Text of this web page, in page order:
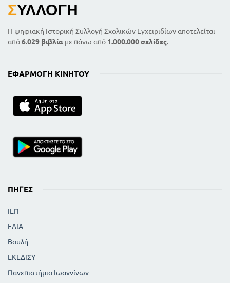
ΣΥΛΛΟΓΉ
Η ψηφιακή Ιστορική Συλλογή Σχολικών Εγχειριδίων αποτελείται
από6.029 βιβλία με πάνω από 1.000.000 σελίδες.
ΕΦΑΡΜΟΓΉ ΚΙΝΗΤΟΎ
ΠΗΓΈΣ
ΙΕΠ
ΕΛΙΑ
Βουλή
ΕΚΕΔΙΣΥ
Πανεπιστήμιο Ιωαννίνων